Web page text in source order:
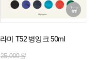
라미 T52 병잉크 50ml
25,000원